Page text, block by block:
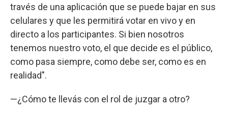
través de una aplicación que se puede bajar en sus
celulares y que les permitirá votar en vivo y en
directo a los participantes. Si bien nosotros
tenemos nuestro voto, el que decide es el público,
como pasa siempre, como debe ser, como es en
realidad".
—¿Cómo te llevás con el rol de juzgar a otro?